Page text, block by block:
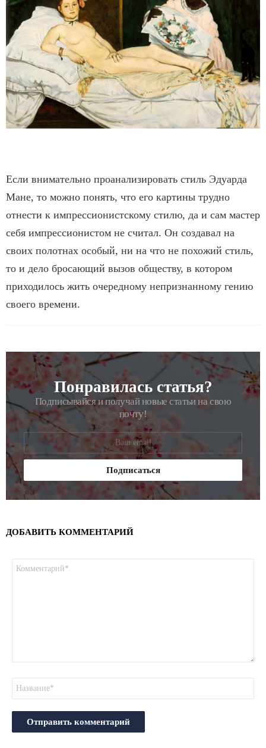
Если внимательно проанализировать стиль Эдуарда
Мане, то можно понять, что его картины трудно
отнести к импрессионистскому стилю, да и сам мастер
себя импрессионистом не считал. Он создавал на
своих полотнах особый, ни на что не похожий стиль,
то и дело бросающий вызов обществу, в котором
приходилось жить очередному непризнанному гению
своего времени.
РАССЫЛКАПонравилась статья?
Подписывайся и получай новые статьи на свою
почту!
ДОБАВИТЬ КОММЕНТАРИЙ
Комментарий